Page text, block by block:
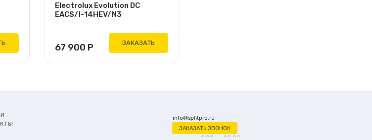
Electrolux Evolution DC
EACS/I-14HEV/N3
67 900 Р ЗАКАЗАТЬ
info@splitpro.ru
ЗАКАЗАТЬ ЗВОНОК
ежедневно с 9:00 до 20:00